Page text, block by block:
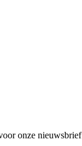
onze nieuwsbrief